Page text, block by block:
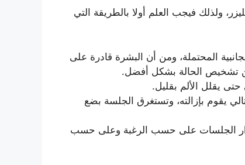
ولذلك فيجب العلم أولا بالطريقة التي
المحتملة، ومن أن البشرة قادرة على
تشخيص الحالة بشكل أفضل.
حتى يقلل الألم بقليل.
يقوم بإزالته، وتستغرق الجلسة بضع
الجلسات على حسب الرغبة وعلى حسب